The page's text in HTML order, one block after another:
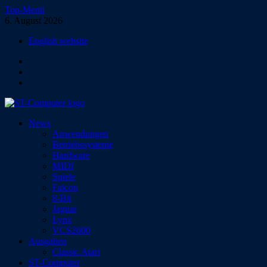
Zum
Inhalt
Top-Menü
6. August 2026
English website
ST-Computer
Das Magazin für Atari-Computer und -Konsolen
News
Anwendungen
Betriebssysteme
Hardware
MIDI
Spiele
Falcon
8-Bit
Jaguar
Lynx
VCS2600
Ausgaben
Classic Atari
ST-Computer